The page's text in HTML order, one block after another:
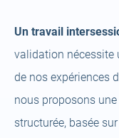
Un travail
validation nécessite
de nos expériences
nous proposons
structurée, basée